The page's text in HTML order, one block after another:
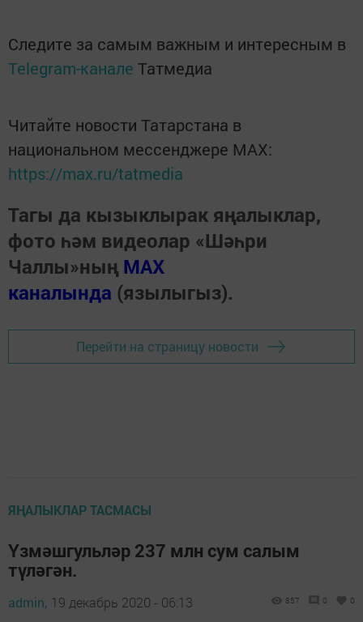
Следите за самым важным и интересным в
Telegram-канале Татмедиа
Читайте новости Татарстана в
национальном мессенджере MАХ:
https://max.ru/tatmedia
Тагы да кызыклырак яңалыклар,
фото һәм видеолар «Шәһри
Чаллы»ның MAX
каналында (язылыгыз).
Перейти на страницу новости
ЯҢАЛЫКЛАР ТАСМАСЫ
Үзмәшгульләр 237 млн сум салым
түләгән.
admin, 19 декабрь 2020 - 06:13 857 0 0